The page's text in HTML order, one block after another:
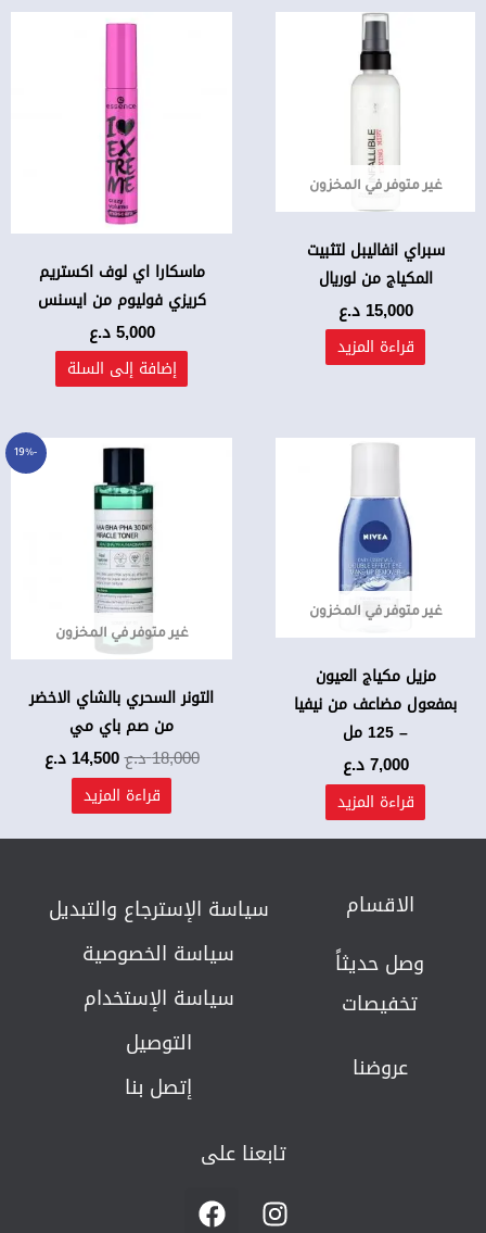
غير متوفر في المخزون
سبراي انفاليبل لتثبيت
المكياج من لوريال
15,000 د.ع
قراءة المزيد
ماسكارا اي لوف اكستريم
كريزي فوليوم من ايسنس
5,000د.ع
إضافة إلى السلة
غير متوفر في المخزون
مزيل مكياج العيون
بمفعول مضاعف من نيفيا
– 125 مل
7,000د.ع
قراءة المزيد
-19%
غير متوفر في المخزون
التونر السحري بالشاي الاخضر
من صم باي مي
18,000د.ع
السعر
هو:
18,000 د.ع.
14,500 د.ع
السعر
الحالي
قراءة المزيد
الاقسام
وصل حديثاً
تخفيصات
عروضنا
سياسة الإسترجاع والتبديل​
سياسة الخصوصية
سياسة الإستخدام
التوصيل
إتصل بنا
تابعنا على
I
F